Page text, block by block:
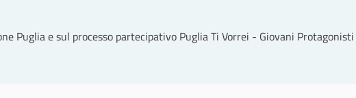
Puglia e sul processo partecipativo Puglia Ti Vorrei - Giovani Protagonisti